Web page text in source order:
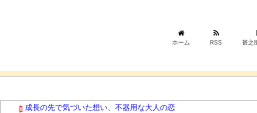
ホーム RSS 甚之
成長の先で気づいた想い、不器用な大人の恋